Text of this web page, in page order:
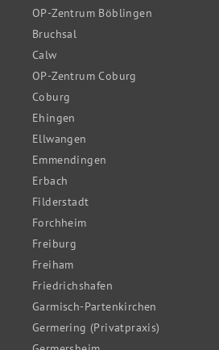
OP-Zentrum Böblingen
Bruchsal
Calw
OP-Zentrum Coburg
Coburg
Ehingen
Ellwangen
Emmendingen
Erbach
Filderstadt
Forchheim
Freiburg
Freiham
Friedrichshafen
Garmisch-Partenkirchen
Germering (Privatpraxis)